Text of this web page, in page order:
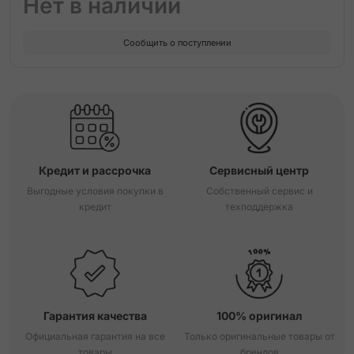
Нет в наличии
Сообщить о поступлении
Кредит и рассрочка
Выгодные условия покупки в
кредит
Сервисный центр
Собственный сервис и
техподдержка
Гарантия качества
Официальная гарантия на все
100% оригинал
Только оригинальные товары от